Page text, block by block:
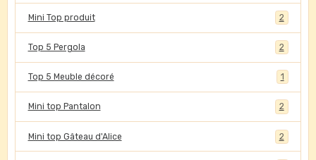
Mini Top produit 2
Top 5 Pergola 2
Top 5 Meuble décoré 1
Mini top Pantalon 2
Mini top Gâteau d'Alice 2